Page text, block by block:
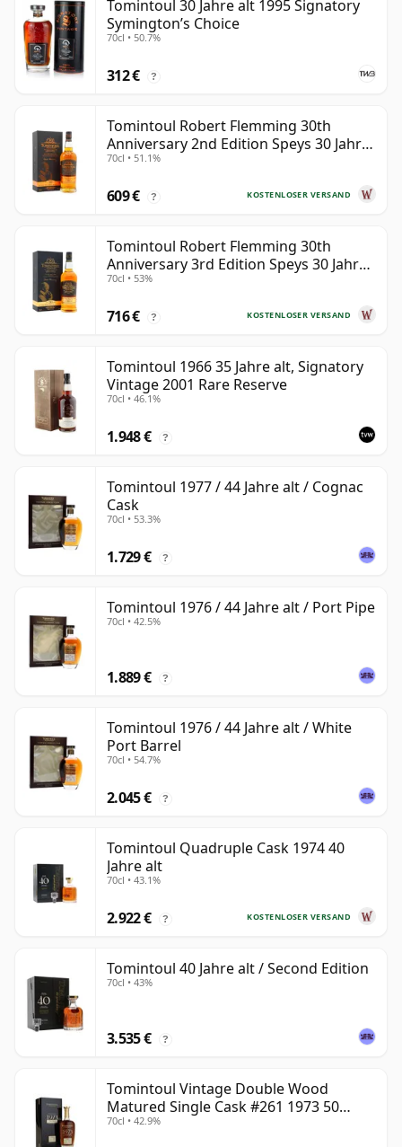
Tomintoul 30 Jahre alt 1995 Signatory
Symington’s Choice
70cl • 50.7%
312 € ?
Tomintoul Robert Flemming 30th
Anniversary 2nd Edition Speys 30 Jahre
alt
70cl • 51.1%
KOSTENLOSER VERSAND
609 € ?
Tomintoul Robert Flemming 30th
Anniversary 3rd Edition Speys 30 Jahre
alt
70cl • 53%
KOSTENLOSER VERSAND
716 € ?
Tomintoul 1966 35 Jahre alt, Signatory
Vintage 2001 Rare Reserve
70cl • 46.1%
1.948 € ?
Tomintoul 1977 / 44 Jahre alt / Cognac
Cask
70cl • 53.3%
1.729 € ?
Tomintoul 1976 / 44 Jahre alt / Port Pipe
70cl • 42.5%
1.889 € ?
Tomintoul 1976 / 44 Jahre alt / White
Port Barrel
70cl • 54.7%
2.045 € ?
Tomintoul Quadruple Cask 1974 40
Jahre alt
70cl • 43.1%
KOSTENLOSER VERSAND
2.922 € ?
Tomintoul 40 Jahre alt / Second Edition
70cl • 43%
3.535 € ?
Tomintoul Vintage Double Wood
Matured Single Cask #261 1973 50
Jahre alt
70cl • 42.9%